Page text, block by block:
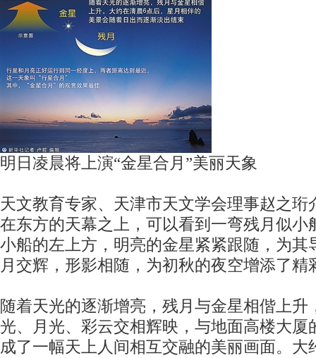
明日凌晨将上演“金星合月”美丽天象
天文教育专家、天津市天文学会理事赵之珩
在东方的天幕之上，可以看到一弯残月似小
小船的左上方，明亮的金星紧紧跟随，为其
月交辉，形影相随，为初秋的夜空增添了精
随着天光的逐渐增亮，残月与金星相偕上升
光、月光、彩云交相辉映，与地面高楼大厦
成了一幅天上人间相互交融的美丽画面。大